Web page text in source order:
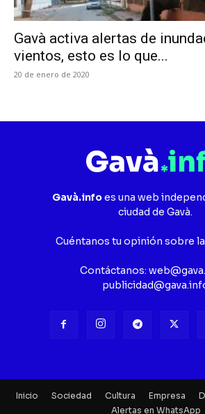
Gavà activa alertas de
vientos, esto es lo que...
20 de enero de 2020
Gavà.infoes una web
ciudad de Gavà.
Cuéntanos tu opinión sobre
Contáctanos:
Inicio Sociedad Cultura Empresa
Alertas en WhatsApp